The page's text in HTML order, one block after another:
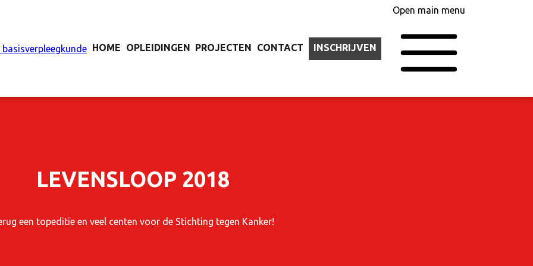
HOME OPLEIDINGEN PROJECTEN CONTACT INSCHRIJVEN
Open main menu
LEVENSLOOP 2018
een topeditie en veel centen voor de Stichting tegen Kanker!